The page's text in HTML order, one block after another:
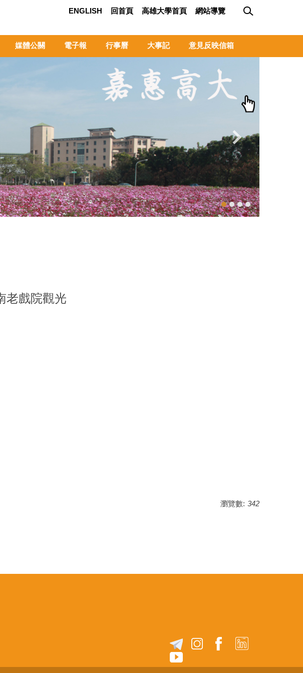
媒體公關 電子報 行事曆 大事記 意見反映信箱
ENGLISH 回首頁 高雄大學首頁 網站導覽
老戲院觀光
瀏覽數: 342